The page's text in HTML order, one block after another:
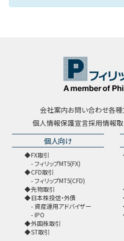
会社案内お問い合わせ各
個人情報保護宣言採用情報
個人向け
FX取引
フィリップMT5(FX)
CFD取引
フィリップMT5(CFD)
先物取引
日本株投信・外債
資産運用アドバイザー
IPO
外国株取引
ST取引